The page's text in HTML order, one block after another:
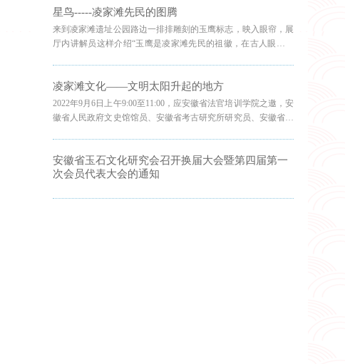
241年楚国国君考烈王再次迁都安徽省寿县，于公元前278年秦伐
楚攻入楚都郢城，烧毁楚王族夷陵，屈原投河自尽。
星鸟-----凌家滩先民的图腾
来到凌家滩遗址公园路边一排排雕刻的玉鹰标志，映入眼帘，展
厅内讲解员这样介绍“玉鹰是凌家滩先民的祖徽，在古人眼里鹰
凌家滩文化——文明太阳升起的地方
2022年9月6日上午9:00至11:00，应安徽省法官培训学院之邀，安
徽省人民政府文史馆馆员、安徽省考古研究所研究员、安徽省玉
座研究员张敬国教授在培训会上首讲做了题为《凌家滩文化——
文明太阳升起的地方》的学术讲座。讲座由我省法官培训学院单
安徽省玉石文化研究会召开换届大会暨第四届第一
次会员代表大会的通知